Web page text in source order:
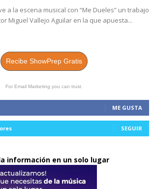
a la escena musical con “Me Dueles” un trabajo
Miguel Vallejo Aguilar en la que apuesta...
Recibe ShowPrep Gratis
For Email Marketing you can trust.
ME GUSTA
SEGUIR
información en un solo lugar